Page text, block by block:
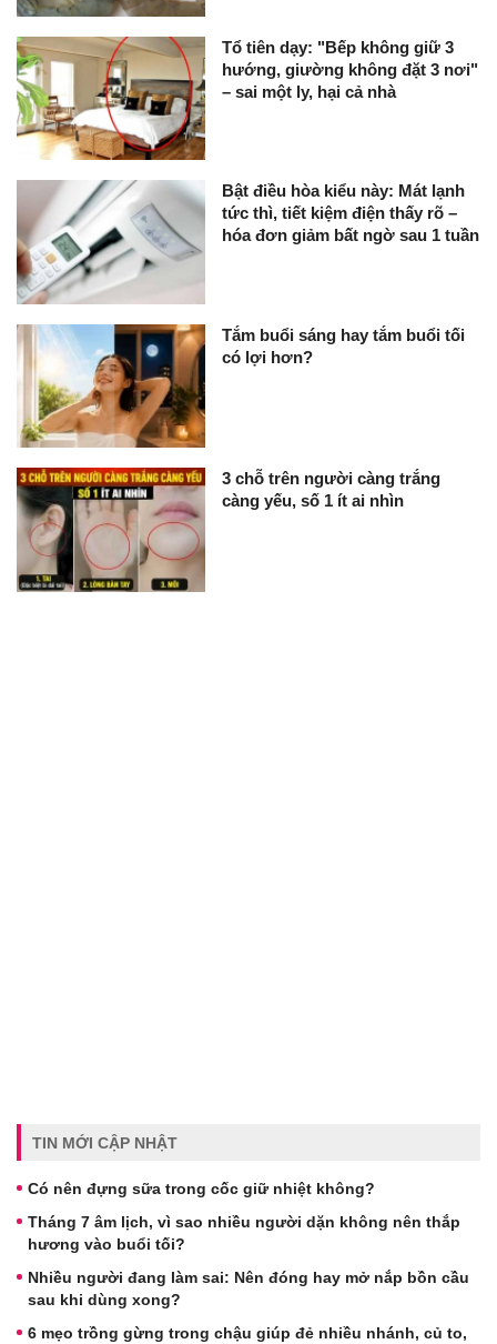
Tổ tiên dạy: "Bếp không giữ 3
hướng, giường không đặt 3 nơi"
– sai một ly, hại cả nhà
Bật điều hòa kiểu này: Mát lạnh
tức thì, tiết kiệm điện thấy rõ –
hóa đơn giảm bất ngờ sau 1 tuần
Tắm buổi sáng hay tắm buổi tối
có lợi hơn?
3 chỗ trên người càng trắng
càng yếu, số 1 ít ai nhìn
TIN MỚI CẬP NHẬT
Có nên đựng sữa trong cốc giữ nhiệt không?
Tháng 7 âm lịch, vì sao nhiều người dặn không nên thắp
hương vào buổi tối?
Nhiều người đang làm sai: Nên đóng hay mở nắp bồn cầu
sau khi dùng xong?
6 mẹo trồng gừng trong chậu giúp đẻ nhiều nhánh, củ to,